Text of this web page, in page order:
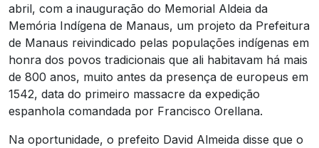
abril, com a inauguração do Memorial Aldeia da
Memória Indígena de Manaus, um projeto da Prefeitura
de Manaus reivindicado pelas populações indígenas em
honra dos povos tradicionais que ali habitavam há mais
de 800 anos, muito antes da presença de europeus em
1542, data do primeiro massacre da expedição
espanhola comandada por Francisco Orellana.
Na oportunidade, o prefeito David Almeida disse que o